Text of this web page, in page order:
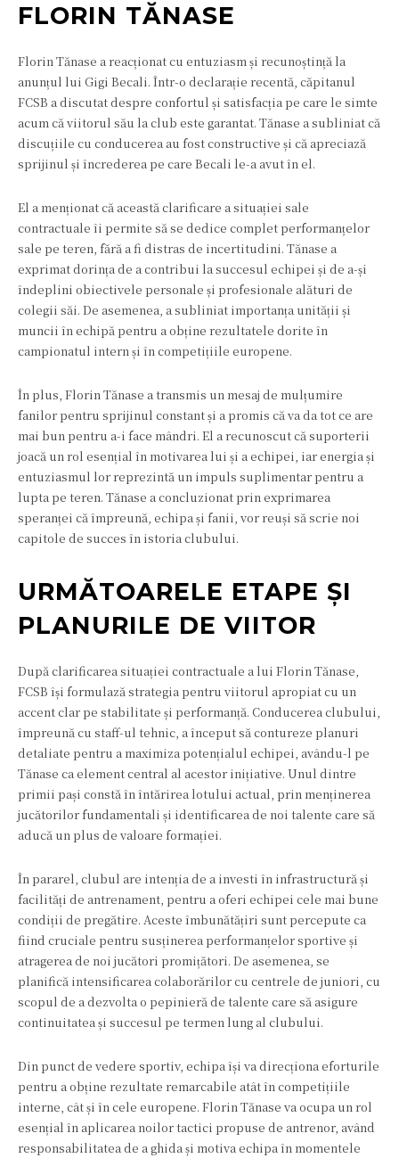
FLORIN TĂNASE
Florin Tănase a reacționat cu entuziasm și recunoștință la
anunțul lui Gigi Becali. Într-o declarație recentă, căpitanul
FCSB a discutat despre confortul și satisfacția pe care le simte
acum că viitorul său la club este garantat. Tănase a subliniat că
discuțiile cu conducerea au fost constructive și că apreciază
sprijinul și încrederea pe care Becali le-a avut în el.
El a menționat că această clarificare a situației sale
contractuale îi permite să se dedice complet performanțelor
sale pe teren, fără a fi distras de incertitudini. Tănase a
exprimat dorința de a contribui la succesul echipei și de a-și
îndeplini obiectivele personale și profesionale alături de
colegii săi. De asemenea, a subliniat importanța unității și
muncii în echipă pentru a obține rezultatele dorite în
campionatul intern și în competițiile europene.
În plus, Florin Tănase a transmis un mesaj de mulțumire
fanilor pentru sprijinul constant și a promis că va da tot ce are
mai bun pentru a-i face mândri. El a recunoscut că suporterii
joacă un rol esențial în motivarea lui și a echipei, iar energia și
entuziasmul lor reprezintă un impuls suplimentar pentru a
lupta pe teren. Tănase a concluzionat prin exprimarea
speranței că împreună, echipa și fanii, vor reuși să scrie noi
capitole de succes în istoria clubului.
URMĂTOARELE ETAPE ȘI
PLANURILE DE VIITOR
După clarificarea situației contractuale a lui Florin Tănase,
FCSB își formulază strategia pentru viitorul apropiat cu un
accent clar pe stabilitate și performanță. Conducerea clubului,
împreună cu staff-ul tehnic, a început să contureze planuri
detaliate pentru a maximiza potențialul echipei, avându-l pe
Tănase ca element central al acestor inițiative. Unul dintre
primii pași constă în întărirea lotului actual, prin menținerea
jucătorilor fundamentali și identificarea de noi talente care să
aducă un plus de valoare formației.
În pararel, clubul are intenția de a investi în infrastructură și
facilități de antrenament, pentru a oferi echipei cele mai bune
condiții de pregătire. Aceste îmbunătățiri sunt percepute ca
fiind cruciale pentru susținerea performanțelor sportive și
atragerea de noi jucători promițători. De asemenea, se
planifică intensificarea colaborărilor cu centrele de juniori, cu
scopul de a dezvolta o pepinieră de talente care să asigure
continuitatea și succesul pe termen lung al clubului.
Din punct de vedere sportiv, echipa își va direcționa eforturile
pentru a obține rezultate remarcabile atât în competițiile
interne, cât și în cele europene. Florin Tănase va ocupa un rol
esențial în aplicarea noilor tactici propuse de antrenor, având
responsabilitatea de a ghida și motiva echipa în momentele